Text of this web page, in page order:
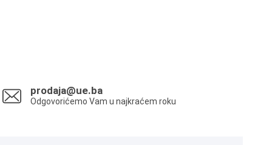
prodaja@ue.ba
Odgovorićemo Vam u najkraćem roku